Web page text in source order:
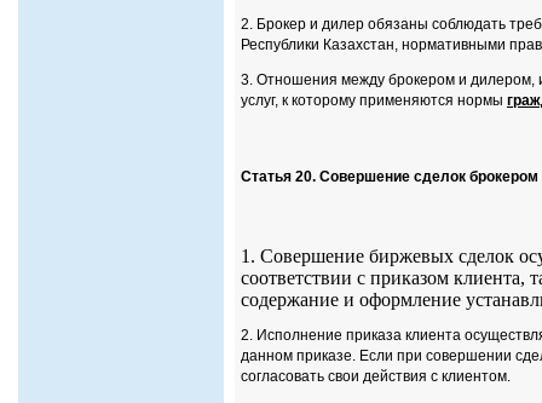
2. Брокер и дилер обязаны соблюдать
Республики Казахстан, нормативными
3. Отношения между брокером и дилером,
услуг, к которому применяются нормы
Статья 20. Совершение сделок
1. Совершение биржевых сделок
соответствии с приказом клиента,
содержание и оформление
2. Исполнение приказа клиента
данном приказе. Если при совершении
согласовать свои действия с клиентом.